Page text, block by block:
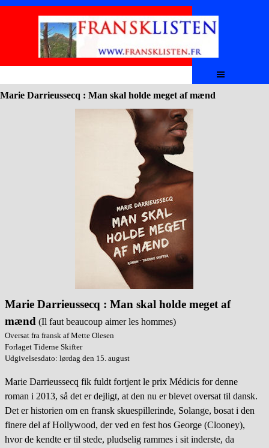
Aller au contenu
Marie Darrieussecq : Man skal holde meget af mænd
Marie Darrieussecq : Man skal holde meget af
mænd (Il faut beaucoup aimer les hommes)
Oversat fra fransk af Mette Olesen
Forlaget Tiderne Skifter
Udgivelsesdato: lørdag den 15. august
Marie Darrieussecq fik fuldt fortjent le prix Médicis for denne
roman i 2013, så det er dejligt, at den nu er blevet oversat til dansk.
Det er historien om en fransk skuespillerinde, Solange, bosat i den
finere del af Hollywood, der ved en fest hos George (Clooney),
hvor de kendte er til stede, pludselig rammes i sit inderste, da